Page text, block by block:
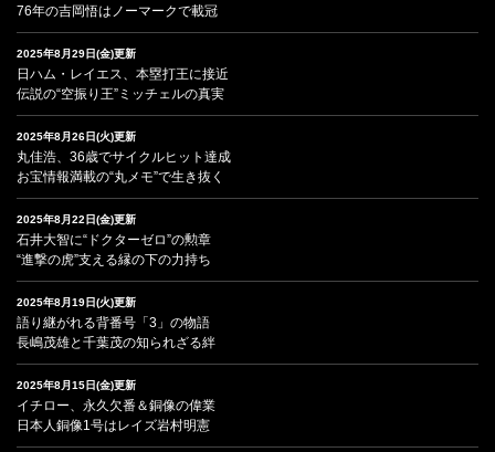
76年の吉岡悟はノーマークで載冠
2025年8月29日(金)更新
日ハム・レイエス、本塁打王に接近
伝説の“空振り王”ミッチェルの真実
2025年8月26日(火)更新
丸佳浩、36歳でサイクルヒット達成
お宝情報満載の“丸メモ”で生き抜く
2025年8月22日(金)更新
石井大智に“ドクターゼロ”の勲章
“進撃の虎”支える縁の下の力持ち
2025年8月19日(火)更新
語り継がれる背番号「3」の物語
長嶋茂雄と千葉茂の知られざる絆
2025年8月15日(金)更新
イチロー、永久欠番＆銅像の偉業
日本人銅像1号はレイズ岩村明憲